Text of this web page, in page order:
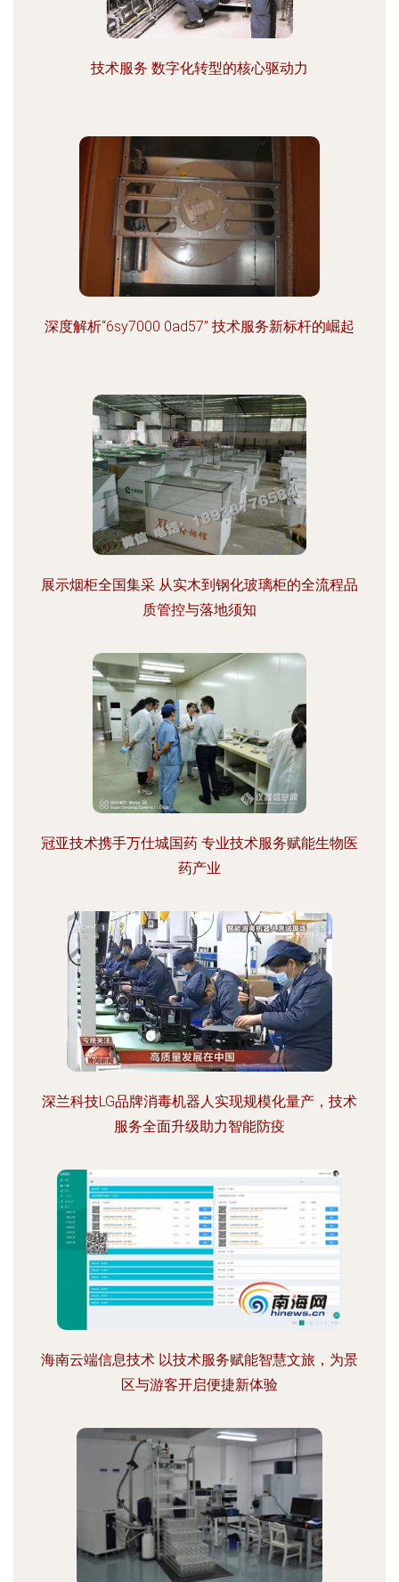
技术服务 数字化转型的核心驱动力
深度解析“6sy7000 0ad57” 技术服务新标杆的崛起
展示烟柜全国集采 从实木到钢化玻璃柜的全流程品
质管控与落地须知
冠亚技术携手万仕城国药 专业技术服务赋能生物医
药产业
深兰科技LG品牌消毒机器人实现规模化量产，技术
服务全面升级助力智能防疫
海南云端信息技术 以技术服务赋能智慧文旅，为景
区与游客开启便捷新体验